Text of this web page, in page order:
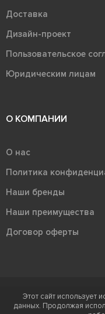
Доставка
Дизайн-проект
Пользовательское
Юридическим лицам
О КОМПАНИИ
О нас
Политика
Наши бренды
Наши преимущества
Договор оферты
Терра - территория
Ⓒ Правообладателем
Этот сайт использует
данных. Продолжая